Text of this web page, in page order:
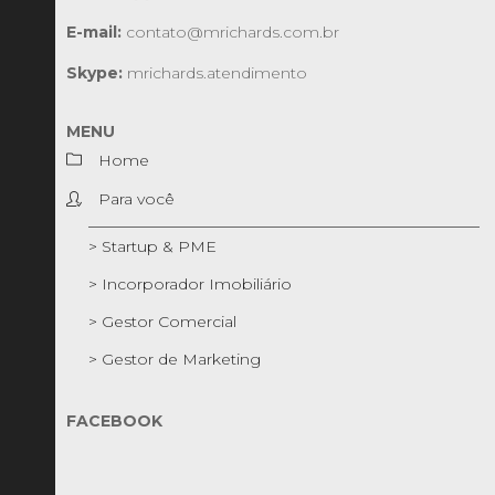
E-mail: contato@mrichards.com.br
Skype: mrichards.atendimento
MENU
Home
Para você
> Startup & PME
> Incorporador Imobiliário
> Gestor Comercial
> Gestor de Marketing
FACEBOOK